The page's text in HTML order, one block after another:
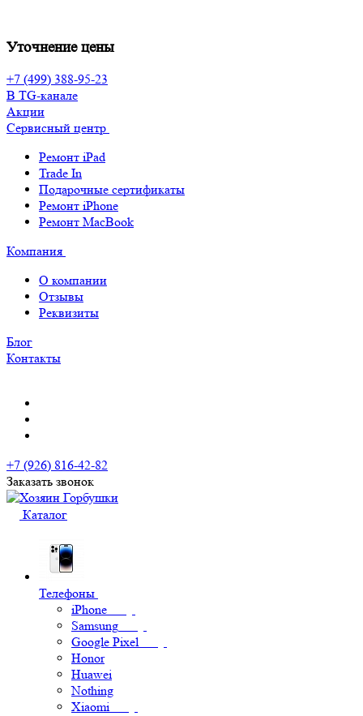
Уточнение цены
+7 (499) 388-95-23
В TG-канале
Акции
Сервисный центр
Ремонт iPad
Trade In
Подарочные сертификаты
Ремонт iPhone
Ремонт MacBook
Компания
О компании
Отзывы
Реквизиты
Блог
Контакты
+7 (926) 816-42-82
Заказать звонок
Каталог
Телефоны
iPhone
Samsung
Google Pixel
Honor
Huawei
Nothing
Xiaomi